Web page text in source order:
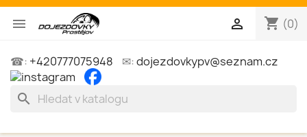
 shopping_cart (0)

☎: +420777075948 ✉:dojezdovkypv@seznam.cz
search